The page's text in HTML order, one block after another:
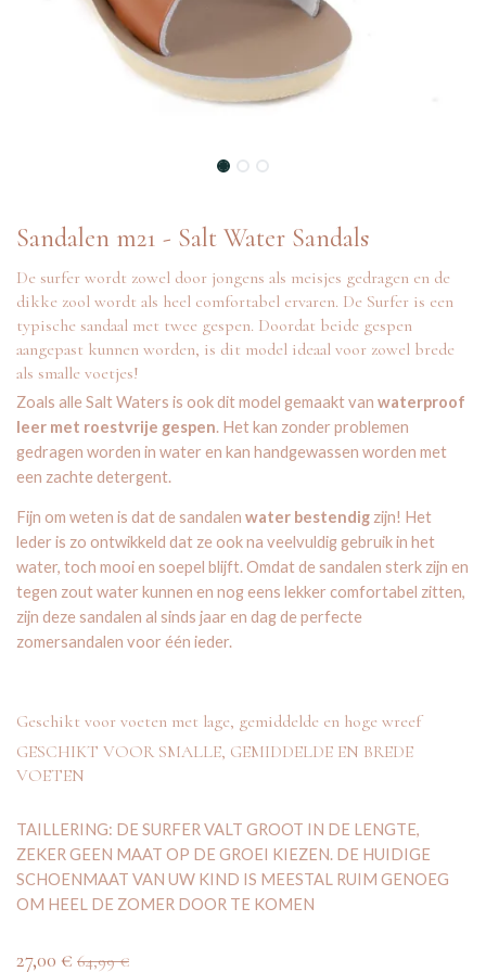
Sandalen m21 - Salt Water Sandals
De surfer wordt zowel door jongens als meisjes gedragen en de
dikke zool wordt als heel comfortabel ervaren. De Surfer is een
typische sandaal met twee gespen. Doordat beide gespen
aangepast kunnen worden, is dit model ideaal voor zowel brede
als smalle voetjes!
Zoals alle Salt Waters is ook dit model gemaakt van waterproof
leer met roestvrije gespen. Het kan zonder problemen
gedragen worden in water en kan handgewassen worden met
een zachte detergent.
Fijn om weten is dat de sandalen water bestendig zijn! Het
leder is zo ontwikkeld dat ze ook na veelvuldig gebruik in het
water, toch mooi en soepel blijft. Omdat de sandalen sterk zijn en
tegen zout water kunnen en nog eens lekker comfortabel zitten,
zijn deze sandalen al sinds jaar en dag de perfecte
zomersandalen voor één ieder.
Geschikt voor voeten met lage, gemiddelde en hoge wreef
GESCHIKT VOOR SMALLE, GEMIDDELDE EN BREDE
VOETEN
TAILLERING: DE SURFER VALT GROOT IN DE LENGTE,
ZEKER GEEN MAAT OP DE GROEI KIEZEN. DE HUIDIGE
SCHOENMAAT VAN UW KIND IS MEESTAL RUIM GENOEG
OM HEEL DE ZOMER DOOR TE KOMEN
27,00 € 64,99€